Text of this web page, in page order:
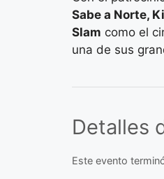
Sabe a Norte,
Slam como el
una de sus
Detalles
Este evento